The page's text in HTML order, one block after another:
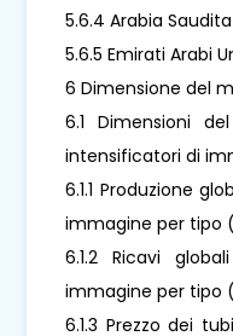
5.6.4 Arabia Saudita
5.6.5 Emirati Arabi
6 Dimensione del
6.1 Dimensioni
intensificatori di
6.1.1 Produzione
immagine per tipo
6.1.2 Ricavi
immagine per tipo
6.1.3 Prezzo dei